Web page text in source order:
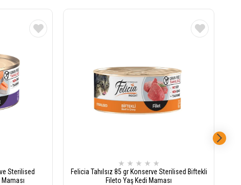
Sterilised
★ ★ ★ ★ ★
Felicia Tahılsız 85 gr Konserve Sterilised Biftekli
Fileto Yaş Kedi Maması